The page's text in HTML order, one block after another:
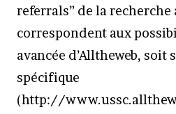
referrals” de la recherche
correspondent aux
avancée d’Alltheweb, soit
spécifique
(http://